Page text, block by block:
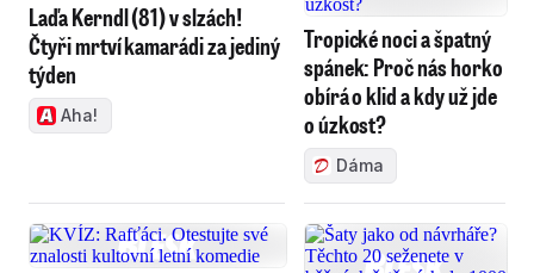
Laďa Kerndl (81) v slzách!
Čtyři mrtví kamarádi za jediný
týden
Aha!
Tropické noci a špatný
spánek: Proč nás horko
obírá o klid a kdy už jde
o úzkost?
Dáma